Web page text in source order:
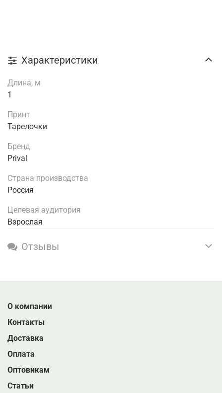
Характеристики
Длина, м
1
Принт
Тарелочки
Бренд
Prival
Страна производства
Россия
Целевая аудитория
Взрослая
Отзывы
О компании
Контакты
Доставка
Оплата
Оптовикам
Статьи